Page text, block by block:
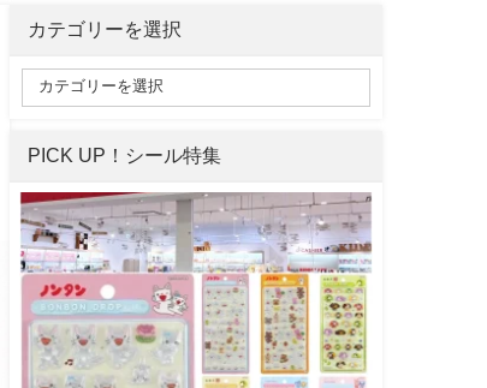
カテゴリーを選択
PICK UP！シール特集